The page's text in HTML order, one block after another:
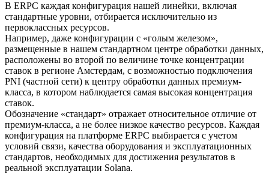
В ERPC каждая конфигурация нашей линейки, включая
стандартные уровни, отбирается исключительно из
первоклассных ресурсов.
Например, даже конфигурации с «голым железом»,
размещенные в нашем стандартном центре обработки данных,
расположены во второй по величине точке концентрации
ставок в регионе Амстердам, с возможностью подключения
PNI (частной сети) к центру обработки данных премиум-
класса, в котором наблюдается самая высокая концентрация
ставок.
Обозначение «стандарт» отражает относительное отличие от
премиум-класса, а не более низкое качество ресурсов. Каждая
конфигурация на платформе ERPC выбирается с учетом
условий связи, качества оборудования и эксплуатационных
стандартов, необходимых для достижения результатов в
реальной эксплуатации Solana.